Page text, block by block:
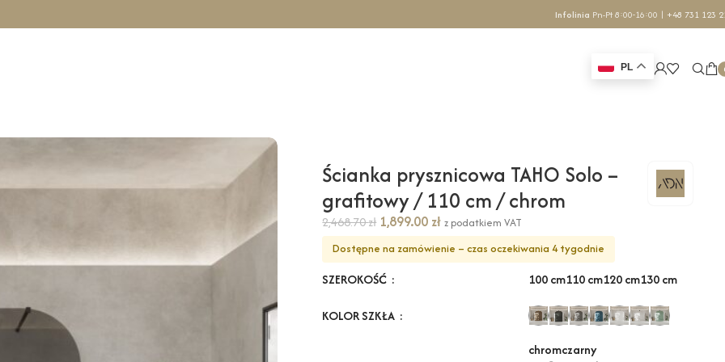
Infolinia Pn-Pt 8:00-16:00 | +48 731 123
PL
Ścianka prysznicowa TAHO Solo –
grafitowy / 110 cm / chrom
2,468.70zł 1,899.00 zł z podatkiem VAT
Dostępne na zamówienie – czas oczekiwania 4 tygodnie
SZEROKOŚĆ 100 cm110 cm120 cm130 cm
KOLOR SZKŁA
chromczarny